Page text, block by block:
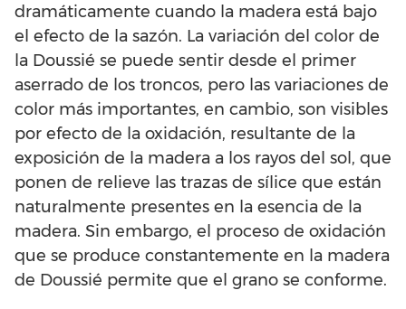
dramáticamente cuando la madera está bajo
el efecto de la sazón. La variación del color de
la Doussié se puede sentir desde el primer
aserrado de los troncos, pero las variaciones de
color más importantes, en cambio, son visibles
por efecto de la oxidación, resultante de la
exposición de la madera a los rayos del sol, que
ponen de relieve las trazas de sílice que están
naturalmente presentes en la esencia de la
madera. Sin embargo, el proceso de oxidación
que se produce constantemente en la madera
de Doussié permite que el grano se conforme.